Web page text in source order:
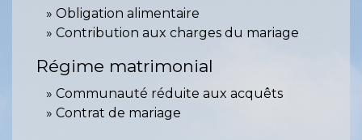
Obligation alimentaire
Contribution aux charges du mariage
Régime matrimonial
Communauté réduite aux acquêts
Contrat de mariage